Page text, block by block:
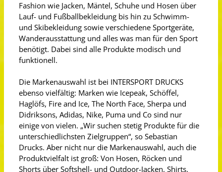
Fashion wie Jacken, Mäntel, Schuhe und Hosen über
Lauf- und Fußballbekleidung bis hin zu Schwimm-
und Skibekleidung sowie verschiedene Sportgeräte,
Wanderausstattung und alles was man für den Sport
benötigt. Dabei sind alle Produkte modisch und
funktionell.
Die Markenauswahl ist bei INTERSPORT DRUCKS
ebenso vielfältig: Marken wie Icepeak, Schöffel,
Haglöfs, Fire and Ice, The North Face, Sherpa und
Didriksons, Adidas, Nike, Puma und Co sind nur
einige von vielen. „Wir suchen stetig Produkte für die
unterschiedlichsten Zielgruppen“, so Sebastian
Drucks. Aber nicht nur die Markenauswahl, auch die
Produktvielfalt ist groß: Von Hosen, Röcken und
Shorts über Softshell- und Outdoor-Jacken, Shirts,